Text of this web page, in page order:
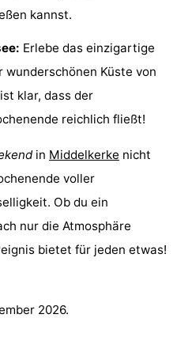
kannst.
Erlebe das einzigartige
wunderschönen Küste von
klar, dass der
reichlich fließt!
in Middelkerke nicht
voller
Ob du ein
nur die Atmosphäre
bietet für jeden etwas!
2026.